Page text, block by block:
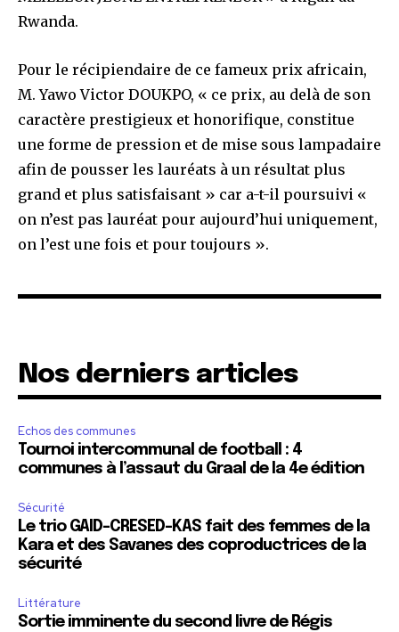
Rwanda.
Pour le récipiendaire de ce fameux prix africain,
M. Yawo Victor DOUKPO, « ce prix, au delà de son
caractère prestigieux et honorifique, constitue
une forme de pression et de mise sous lampadaire
afin de pousser les lauréats à un résultat plus
grand et plus satisfaisant » car a-t-il poursuivi «
on n’est pas lauréat pour aujourd’hui uniquement,
on l’est une fois et pour toujours ».
Nos derniers articles
Echos des communes
Tournoi intercommunal de football : 4
communes à l’assaut du Graal de la 4e édition
Sécurité
Le trio GAID-CRESED-KAS fait des femmes de la
Kara et des Savanes des coproductrices de la
sécurité
Littérature
Sortie imminente du second livre de Régis